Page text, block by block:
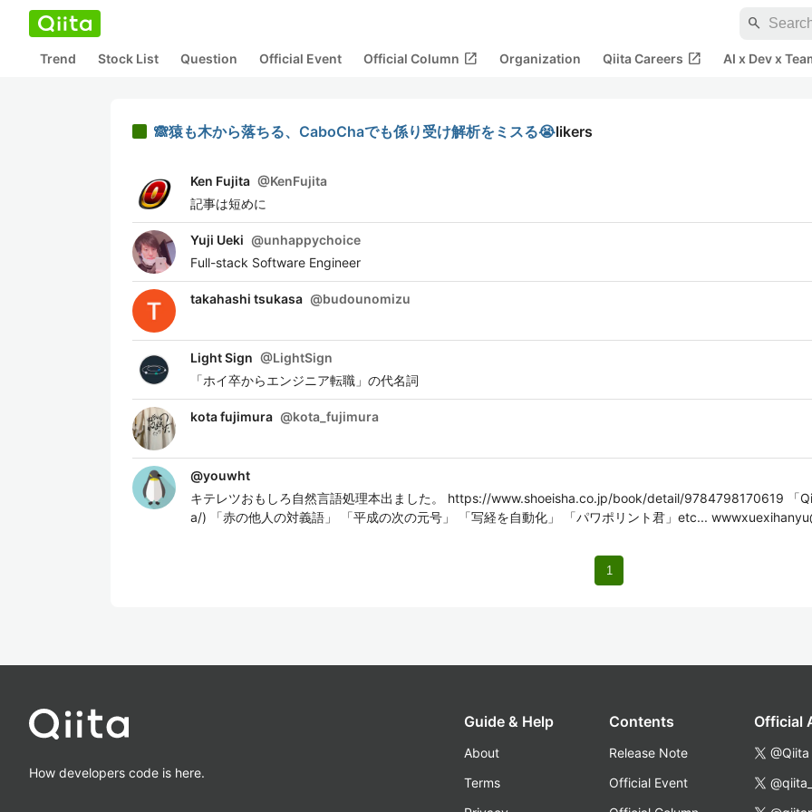
search
Trend Stock List Question Official Event Official Column open_in_new Organization Qiita Careers open_in_new AI x Dev x
🙈猿も木から落ちる、CaboChaでも係り受け解析をミスる😭likers
Ken Fujita @KenFujita
記事は短めに
Yuji Ueki @unhappychoice
Full-stack Software Engineer
takahashi tsukasa @budounomizu
Light Sign @LightSign
「ホイ卒からエンジニア転職」の代名詞
kota fujimura @kota_fujimura
@youwht
キテレツおもしろ自然言語処理本出ました。 https://www.shoeisha.co.jp/book/detail/9784798170619 「
a/) 「赤の他人の対義語」 「平成の次の元号」 「写経を自動化」 「パワポリント君」etc...
1
How developers code is here.
Guide & Help
About
Terms
Contents
Release Note
Official Event
Official
@Qiita